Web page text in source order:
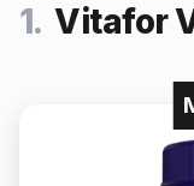
1. Vitafor